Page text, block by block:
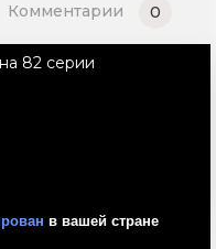
Комментарии 0
82 серии